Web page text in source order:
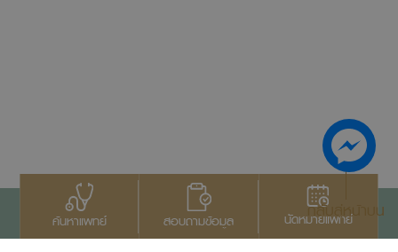
ค้นหาแพทย์ สอบถามข้อมูล นัดหมายแพทย์
กลับสู่หน้าบน